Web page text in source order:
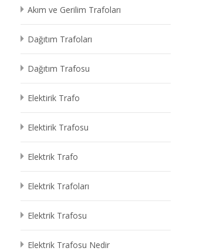
Akım ve Gerilim Trafoları
Dağıtım Trafoları
Dağıtım Trafosu
Elektirik Trafo
Elektirik Trafosu
Elektrik Trafo
Elektrik Trafoları
Elektrik Trafosu
Elektrik Trafosu Nedir